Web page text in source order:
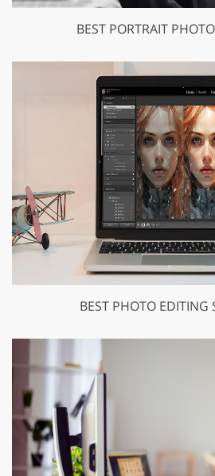
BEST PORTRAIT
BEST PHOTO EDITING